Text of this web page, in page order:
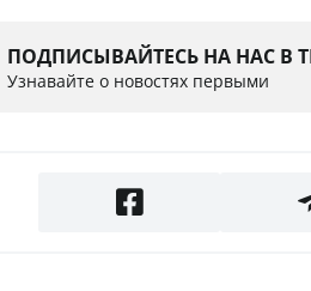
ПОДПИСЫВАЙТЕСЬ НА НАС В
Узнавайте о новостях первыми